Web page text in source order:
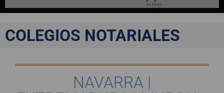
COLEGIOS NOTARIALES
NAVARRA |